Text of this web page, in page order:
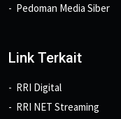
Pedoman Media Siber
Link Terkait
RRI Digital
RRI NET Streaming